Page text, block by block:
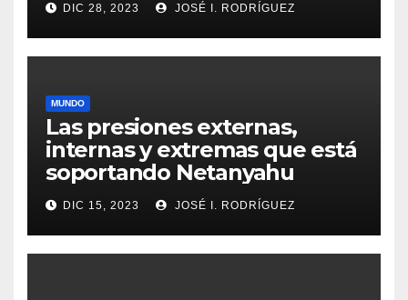
DIC 28, 2023 JOSÉ I. RODRÍGUEZ
MUNDO
Las presiones externas,
internas y extremas que está
soportando Netanyahu
DIC 15, 2023 JOSÉ I. RODRÍGUEZ